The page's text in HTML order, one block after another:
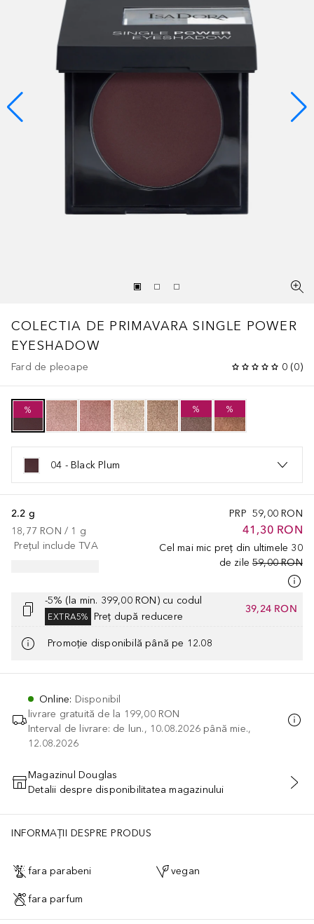
COLECTIA DE PRIMAVARA SINGLE POWER
EYESHADOW
Fard de pleoape 0 (0)
% % %
04 - Black Plum
PRP 59,00 RON
41,30 RON
Cel mai mic preț din ultimele 30
de zile 59,00 RON
2.2 g
18,77 RON / 1 g
Prețul include TVA
-5% (la min. 399,00 RON) cu codul
EXTRA5% Preț după reducere
39,24 RON
Promoție disponibilă până pe 12.08
Online: Disponibil
livrare gratuită de la 199,00 RON
Interval de livrare: de lun., 10.08.2026 până mie.,
12.08.2026
ADĂUGAȚI ÎN COŞ
Magazinul Douglas
Detalii despre disponibilitatea magazinului
INFORMAȚII DESPRE PRODUS
fara parabeni vegan
fara parfum